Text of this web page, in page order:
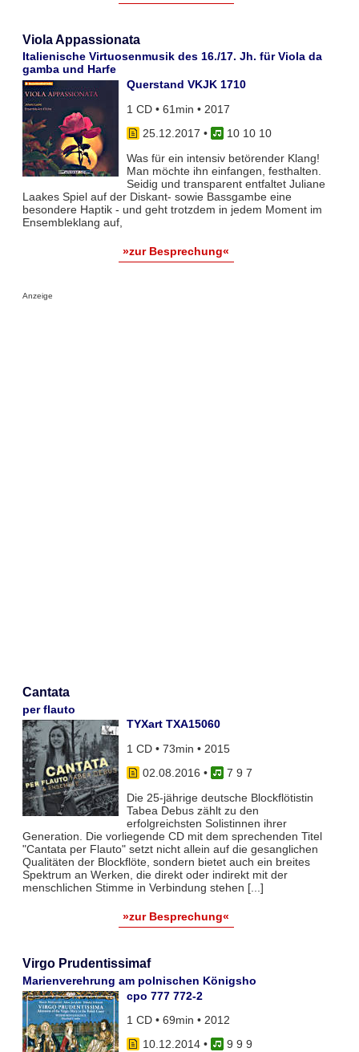
Viola Appassionata
Italienische Virtuosenmusik des 16./17. Jh. für Viola da
gamba und Harfe
Querstand VKJK 1710
1 CD • 61min • 2017
25.12.2017 •
10 10 10
Was für ein intensiv betörender Klang!
Man möchte ihn einfangen, festhalten.
Seidig und transparent entfaltet Juliane
Laakes Spiel auf der Diskant- sowie Bassgambe eine
besondere Haptik - und geht trotzdem in jedem Moment im
Ensembleklang auf,
»zur Besprechung«
Anzeige
Cantata
per flauto
TYXart TXA15060
1 CD • 73min • 2015
02.08.2016 •
7 9 7
Die 25-jährige deutsche Blockflötistin
Tabea Debus zählt zu den
erfolgreichsten Solistinnen ihrer
Generation. Die vorliegende CD mit dem sprechenden Titel
"Cantata per Flauto" setzt nicht allein auf die gesanglichen
Qualitäten der Blockflöte, sondern bietet auch ein breites
Spektrum an Werken, die direkt oder indirekt mit der
menschlichen Stimme in Verbindung stehen [...]
»zur Besprechung«
Virgo Prudentissimaf
Marienverehrung am polnischen Königsho
cpo 777 772-2
1 CD • 69min • 2012
10.12.2014•
9 9 9